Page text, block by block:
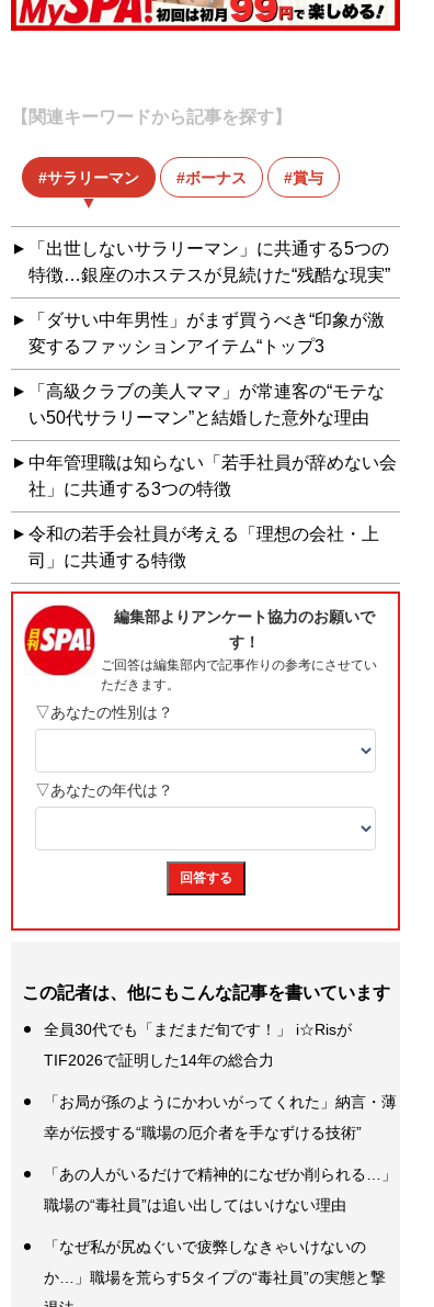
【関連キーワードから記事を探す】
サラリーマン ボーナス 賞与
「出世しないサラリーマン」に共通する5つの
特徴…銀座のホステスが見続けた“残酷な現実”
「ダサい中年男性」がまず買うべき“印象が激
変するファッションアイテム“トップ3
「高級クラブの美人ママ」が常連客の“モテな
い50代サラリーマン”と結婚した意外な理由
中年管理職は知らない「若手社員が辞めない会
社」に共通する3つの特徴
令和の若手会社員が考える「理想の会社・上
司」に共通する特徴
この記者は、他にもこんな記事を書いています
全員30代でも「まだまだ旬です！」 i☆Risが
TIF2026で証明した14年の総合力
「お局が孫のようにかわいがってくれた」納言・薄
幸が伝授する“職場の厄介者を手なずける技術”
「あの人がいるだけで精神的になぜか削られる…」
職場の“毒社員”は追い出してはいけない理由
「なぜ私が尻ぬぐいで疲弊しなきゃいけないの
か…」職場を荒らす5タイプの“毒社員”の実態と撃